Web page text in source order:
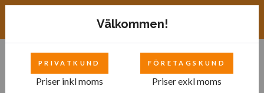
Välkommen!
PRIVATKUND
Priser inkl moms
FÖRETAGSKUND
Priser exkl moms